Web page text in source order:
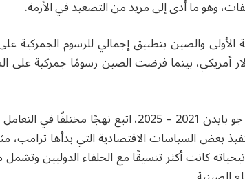
وهو ما أدى إلى مزيد من التصعيد في الأزمة.
الأولى والصين بتطبيق إجمالي للرسوم الجمركية
وخلال فترة رئاسة الرئيس الأمريكي جو بايدن 2021 – 2025،
بعض السياسات الاقتصادية التي بدأها ترامب،
كانت أكثر تنسيقًا مع الحلفاء الدوليين